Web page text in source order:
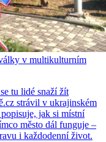
v multikulturním
tu lidé snaží žít
strávil v ukrajinském
jak si místní
město dál funguje –
i každodenní život.